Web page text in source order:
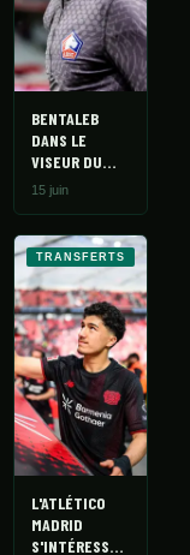
BENTALEB
DANS LE
VISEUR DU
SÉVILLE FC
15 juin
TRANSFERTS
L'ATLÉTICO
MADRID
S'INTÉRESSE À